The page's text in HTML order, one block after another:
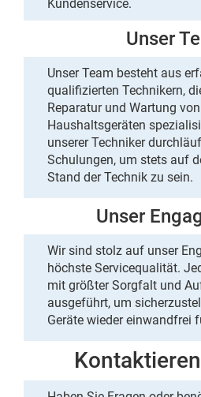
Kundenservice.
Unser
Unser Team besteht aus
qualifizierten Technikern,
Reparatur und Wartung von
Haushaltsgeräten
unserer Techniker
Schulungen, um stets auf
Stand der Technik zu sein.
Unser
Wir sind stolz auf unser
höchste Servicequalität.
mit größter Sorgfalt und
ausgeführt, um
Geräte wieder einwandfrei